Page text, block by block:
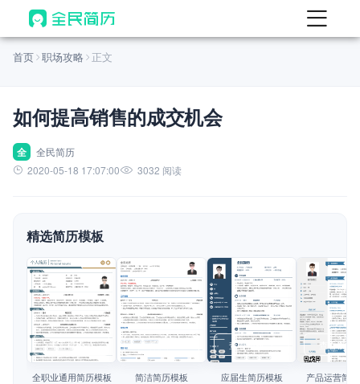
首页
AI 生成简历
AI 优化简历
AI 翻译简历
AI 模拟面试
面试自我介绍
AI 职场工具 New
简历模板
简历教程
首页 职场攻略 正文
如何提高销售的成交机会
全
全民简历
2020-05-18 17:07:00
3032 阅读
精选简历模板
查看模板
全职业通用简历模板
查看模板
简洁简历模板
查看模板
应届生简历模板
查看模板
产品运营简